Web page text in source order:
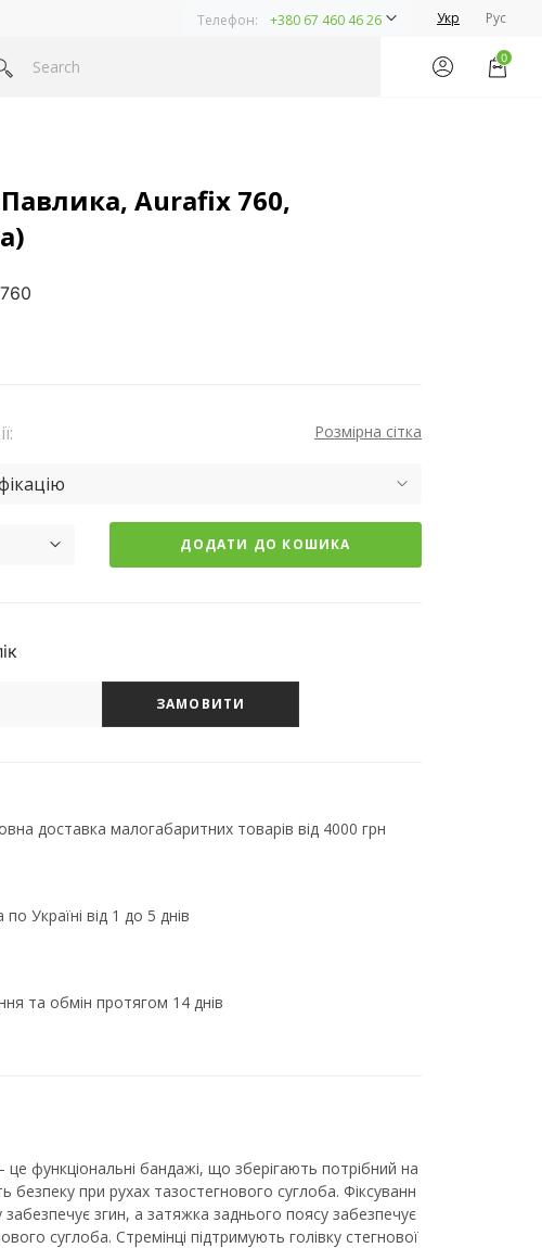
Телефон: +380 67 460 46 26 Укр Рус
0
Aurafix 760,
Розмірна сітка
ДОДАТИ ДО КОШИКА
ЗАМОВИТИ
доставка малогабаритних товарів від 4000 грн
Україні від 1 до 5 днів
та обмін протягом 14 днів
це функціональні бандажі, що зберігають потрібний на
безпеку при рухах тазостегнового суглоба. Фіксуванн
згин, а затяжка заднього поясу забезпечує
суглоба. Стремінці підтримують голівку стегнової